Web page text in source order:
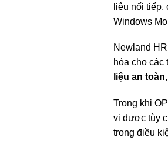
liệu nối tiếp,
Windows
Newland
hóa cho các
liệu an toàn
Trong khi
vi được tùy
trong điều